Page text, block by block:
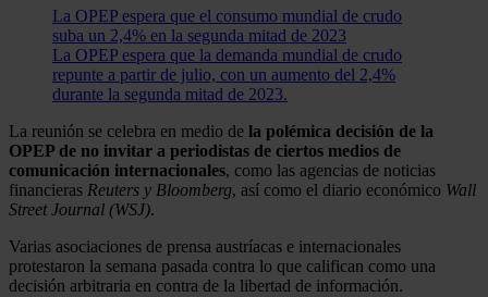
La OPEP espera que el consumo mundial de crudo
suba un 2,4% en la segunda mitad de 2023
La OPEP espera que la demanda mundial de crudo
repunte a partir de julio, con un aumento del 2,4%
durante la segunda mitad de 2023.
La reunión se celebra en medio de la polémica decisión de la
OPEP de no invitar a periodistas de ciertos medios de
comunicación internacionales, como las agencias de noticias
financieras Reuters y Bloomberg, así como el diario económico Wall
Street Journal (WSJ).
Varias asociaciones de prensa austríacas e internacionales
protestaron la semana pasada contra lo que califican como una
decisión arbitraria en contra de la libertad de información.